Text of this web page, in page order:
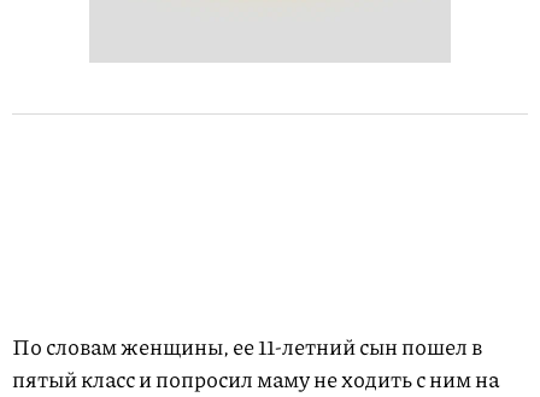
По словам женщины, ее 11-летний сын пошел в
пятый класс и попросил маму не ходить с ним на